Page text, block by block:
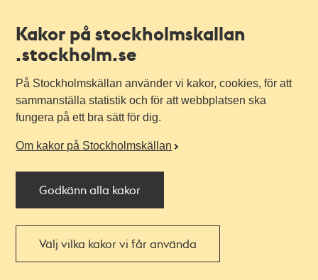
Kakor på stockholmskallan
.stockholm.se
På Stockholmskällan använder vi kakor, cookies, för att
sammanställa statistik och för att webbplatsen ska
fungera på ett bra sätt för dig.
Om kakor på Stockholmskällan
Godkänn alla kakor
Välj vilka kakor vi får använda